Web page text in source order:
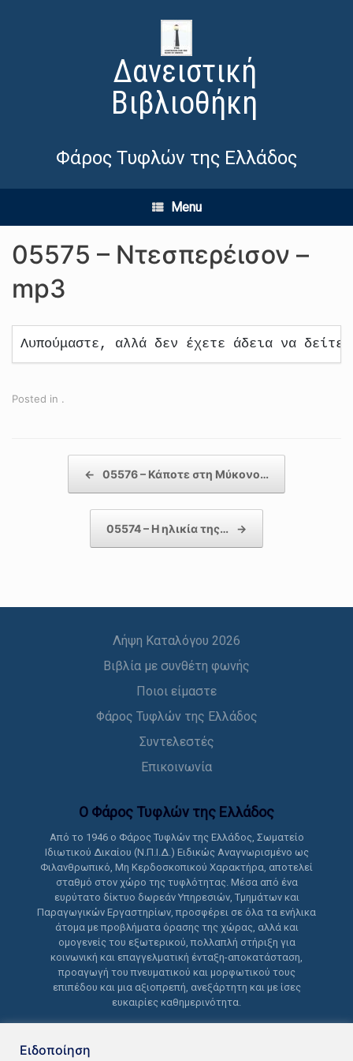
Δανειστική
Βιβλιοθήκη
Φάρος Τυφλών της Ελλάδος
Menu
05575 – Ντεσπερέισον –
mp3
Λυπούμαστε, αλλά δεν έχετε άδεια να δείτε
Posted in .
← 05576 – Κάποτε στη Μύκονο…
05574 – Η ηλικία της… →
Λήψη Καταλόγου 2026
Βιβλία με συνθέτη φωνής
Ποιοι είμαστε
Φάρος Τυφλών της Ελλάδος
Συντελεστές
Επικοινωνία
Ο Φάρος Τυφλών της Ελλάδoς
Από το 1946 ο Φάρος Τυφλών της Ελλάδος, Σωματείο
Ιδιωτικού Δικαίου (Ν.Π.Ι.Δ.) Ειδικώς Αναγνωρισμένο ως
Φιλανθρωπικό, Μη Κερδοσκοπικού Χαρακτήρα, αποτελεί
σταθμό στον χώρο της τυφλότητας. Μέσα από ένα
ευρύτατο δίκτυο δωρεάν Υπηρεσιών, Τμημάτων και
Παραγωγικών Εργαστηρίων, προσφέρει σε όλα τα ενήλικα
άτομα με προβλήματα όρασης της χώρας, αλλά και
ομογενείς του εξωτερικού, πολλαπλή στήριξη για
κοινωνική και επαγγελματική ένταξη-αποκατάσταση,
προαγωγή του πνευματικού και μορφωτικού τους
επιπέδου και μια αξιοπρεπή, ανεξάρτητη και με ίσες
ευκαιρίες καθημερινότητα.
Ειδοποίηση